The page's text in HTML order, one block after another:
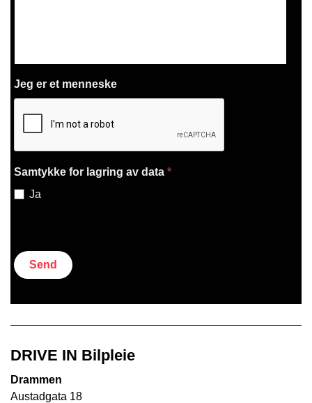
Jeg er et menneske
Samtykke for lagring av data*
Ja
DRIVE IN Bilpleie
Drammen
Austadgata 18